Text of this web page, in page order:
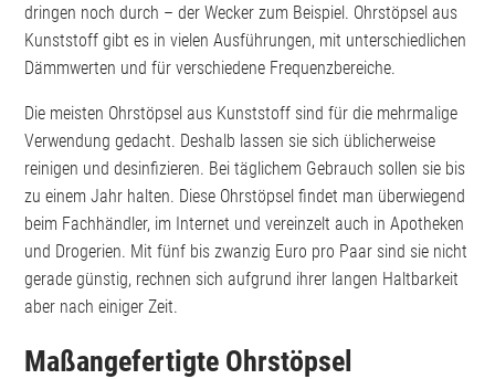
dringen noch durch – der Wecker zum Beispiel. Ohrstöpsel aus
Kunststoff gibt es in vielen Ausführungen, mit unterschiedlichen
Dämmwerten und für verschiedene Frequenzbereiche.
Die meisten Ohrstöpsel aus Kunststoff sind für die mehrmalige
Verwendung gedacht. Deshalb lassen sie sich üblicherweise
reinigen und desinfizieren. Bei täglichem Gebrauch sollen sie bis
zu einem Jahr halten. Diese Ohrstöpsel findet man überwiegend
beim Fachhändler, im Internet und vereinzelt auch in Apotheken
und Drogerien. Mit fünf bis zwanzig Euro pro Paar sind sie nicht
gerade günstig, rechnen sich aufgrund ihrer langen Haltbarkeit
aber nach einiger Zeit.
Maßangefertigte Ohrstöpsel